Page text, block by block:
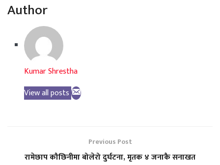
Author
Kumar Shrestha
View all posts
Previous Post
रामेछाप कौछिनीमा बोलेरो दुर्घटना, मृतक ४ जनाकै सनाखत